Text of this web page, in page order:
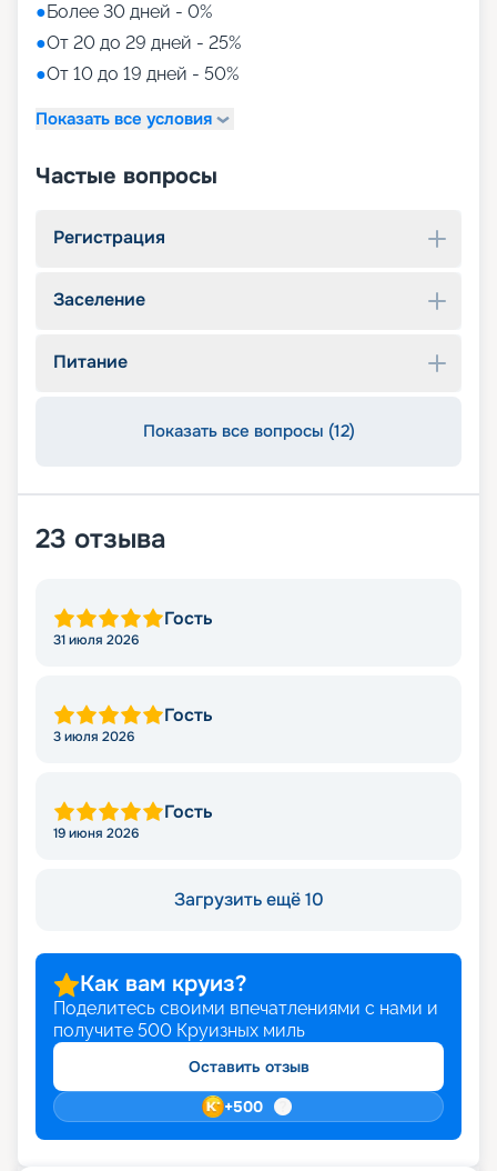
●Более 30 дней - 0%
●От 20 до 29 дней - 25%
●От 10 до 19 дней - 50%
Показать все условия
Частые вопросы
Регистрация
Заселение
Питание
Показать все вопросы (12)
23 отзыва
Гость
31 июля 2026
Гость
3 июля 2026
Гость
19 июня 2026
Загрузить ещё 10
Как вам круиз?
Поделитесь своими впечатлениями с нами и
получите 500 Круизных миль
Оставить отзыв
+500